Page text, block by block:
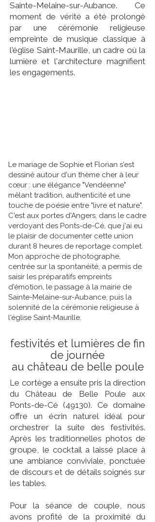
Sainte-Melaine-sur-Aubance. Ce
moment de vérité a été prolongé
par une cérémonie religieuse
empreinte de musique classique à
l'église Saint-Maurille, un cadre où la
lumière et l'architecture magnifient
les engagements.
Le mariage de Sophie et Florian s'est
dessiné autour d'un thème cher à leur
cœur : une élégance "Vendéenne"
mêlant tradition, authenticité et une
touche de poésie entre "livre et nature".
C'est aux portes d'Angers, dans le cadre
verdoyant des Ponts-de-Cé, que j'ai eu
le plaisir de documenter cette union
durant 8 heures de reportage complet.
Mon approche de photographe,
centrée sur la spontanéité, a permis de
saisir les préparatifs empreints
d'émotion, le passage à la mairie de
Sainte-Melaine-sur-Aubance, puis la
solennité de la cérémonie religieuse à
l'église Saint-Maurille.
festivités et lumières de fin
de journée
au château de belle poule
Le cortège a ensuite pris la direction
du Château de Belle Poule aux
Ponts-de-Cé (49130). Ce domaine
offre un écrin naturel idéal pour
orchestrer la suite des festivités.
Après les traditionnelles photos de
groupe, le cocktail a laissé place à
une ambiance conviviale, ponctuée
de discours et de détails soignés sur
les tables.
Pour la séance de couple, nous
avons profité de la proximité du